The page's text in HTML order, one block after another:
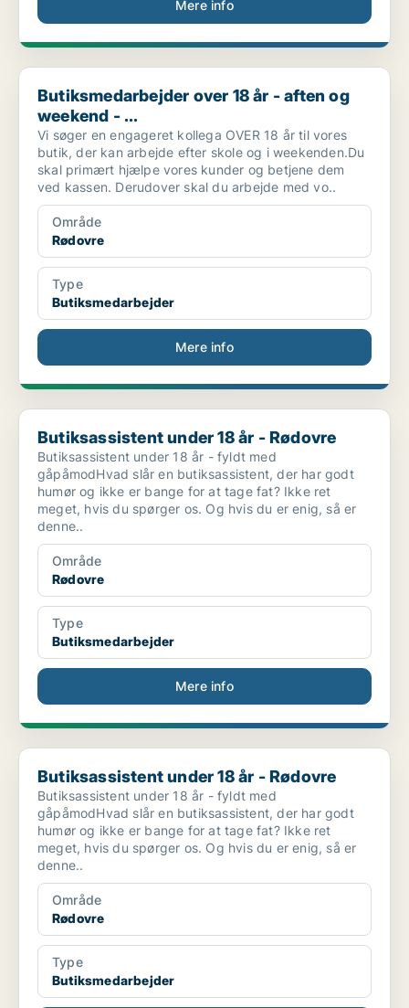
Mere info
Butiksmedarbejder over 18 år - aften og weekend - ...
Butiksmedarbejder over 18 år - aften og
weekend - ...
Vi søger en engageret kollega OVER 18 år til vores
butik, der kan arbejde efter skole og i weekenden.Du
skal primært hjælpe vores kunder og betjene dem
ved kassen. Derudover skal du arbejde med vo..
Område
Rødovre
Type
Butiksmedarbejder
Mere info
Butiksassistent under 18 år - Rødovre
Butiksassistent under 18 år - Rødovre
Butiksassistent under 18 år - fyldt med
gåpåmodHvad slår en butiksassistent, der har godt
humør og ikke er bange for at tage fat? Ikke ret
meget, hvis du spørger os. Og hvis du er enig, så er
denne..
Område
Rødovre
Type
Butiksmedarbejder
Mere info
Butiksassistent under 18 år - Rødovre
Butiksassistent under 18 år - Rødovre
Butiksassistent under 18 år - fyldt med
gåpåmodHvad slår en butiksassistent, der har godt
humør og ikke er bange for at tage fat? Ikke ret
meget, hvis du spørger os. Og hvis du er enig, så er
denne..
Område
Rødovre
Type
Butiksmedarbejder